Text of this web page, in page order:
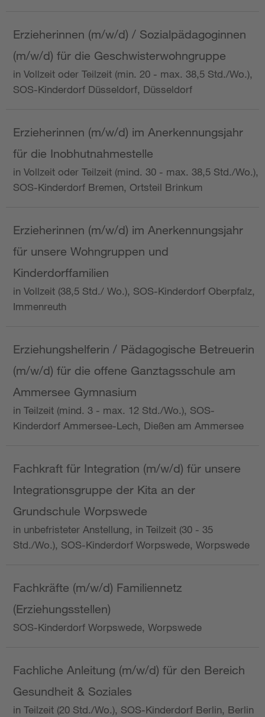
Erzieherinnen (m/w/d) / Sozialpädagoginnen
(m/w/d) für die Geschwisterwohngruppe
in Vollzeit oder Teilzeit (min. 20 - max. 38,5 Std./Wo.),
SOS-Kinderdorf Düsseldorf, Düsseldorf
Erzieherinnen (m/w/d) im Anerkennungsjahr
für die Inobhutnahmestelle
in Vollzeit oder Teilzeit (mind. 30 - max. 38,5 Std./Wo.),
SOS-Kinderdorf Bremen, Ortsteil Brinkum
Erzieherinnen (m/w/d) im Anerkennungsjahr
für unsere Wohngruppen und
Kinderdorffamilien
in Vollzeit (38,5 Std./ Wo.), SOS-Kinderdorf Oberpfalz,
Immenreuth
Erziehungshelferin / Pädagogische Betreuerin
(m/w/d) für die offene Ganztagsschule am
Ammersee Gymnasium
in Teilzeit (mind. 3 - max. 12 Std./Wo.), SOS-
Kinderdorf Ammersee-Lech, Dießen am Ammersee
Fachkraft für Integration (m/w/d) für unsere
Integrationsgruppe der Kita an der
Grundschule Worpswede
in unbefristeter Anstellung, in Teilzeit (30 - 35
Std./Wo.), SOS-Kinderdorf Worpswede, Worpswede
Fachkräfte (m/w/d) Familiennetz
(Erziehungsstellen)
SOS-Kinderdorf Worpswede, Worpswede
Fachliche Anleitung (m/w/d) für den Bereich
Gesundheit & Soziales
in Teilzeit (20 Std./Wo.), SOS-Kinderdorf Berlin, Berlin